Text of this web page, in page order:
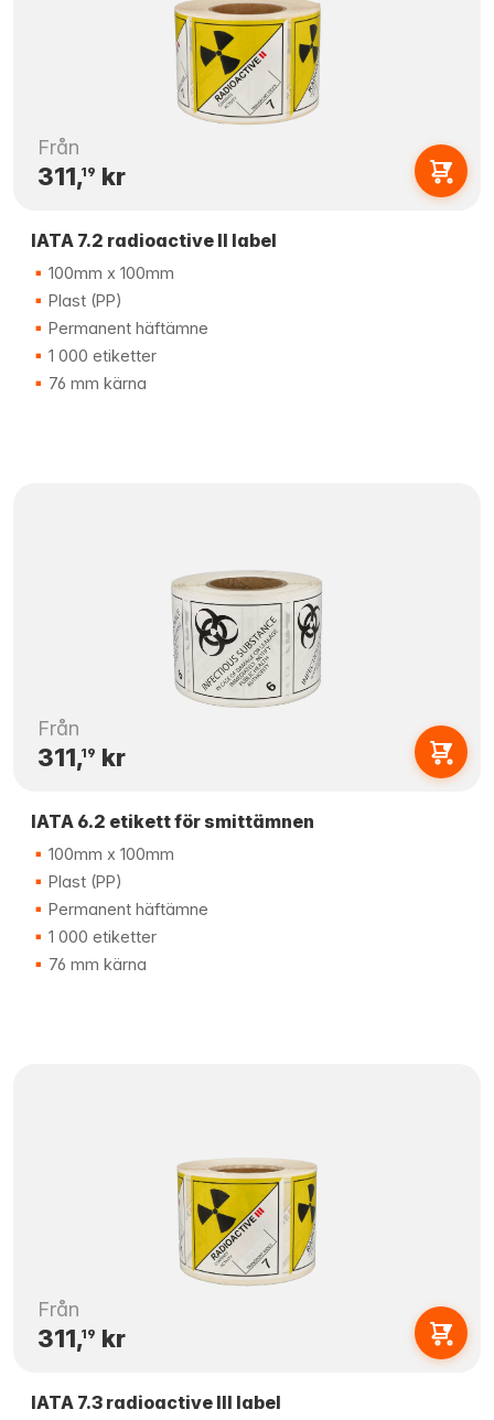
Från
311,19 kr
IATA 7.2 radioactive II label
100mm x 100mm
Plast (PP)
Permanent häftämne
1 000 etiketter
76 mm kärna
Från
311,19 kr
IATA 6.2 etikett för smittämnen
100mm x 100mm
Plast (PP)
Permanent häftämne
1 000 etiketter
76 mm kärna
Från
311,19 kr
IATA 7.3 radioactive III label